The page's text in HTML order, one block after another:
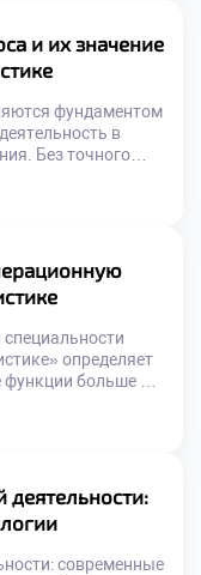
частью
базу для
и их значение
фундаментом
в
Без точного
прогнозах ведут к
прогноз
и доставку.
достигается
определяет
больше не
операционным
устойчивое
Конфликт
является
современные